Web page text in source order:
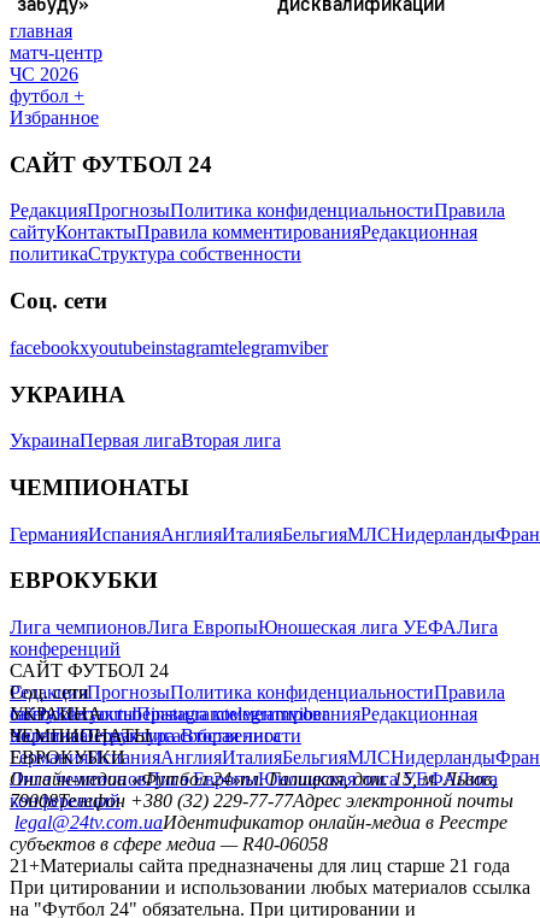
главная
матч-центр
ЧС 2026
футбол +
Избранное
САЙТ ФУТБОЛ 24
РедакцияПрогнозыПолитика конфиденциальностиПравила
сайтуКонтактыПравила комментированияРедакционная
политикаСтруктура собственности
Соц. сети
facebookxyoutubeinstagramtelegramviber
УКРАИНА
УкраинаПервая лигаВторая лига
ЧЕМПИОНАТЫ
ГерманияИспанияАнглияИталияБельгияМЛСНидерланды
ЕВРОКУБКИ
Лига чемпионовЛига ЕвропыЮношеская лига УЕФАЛига
конференций
САЙТ ФУТБОЛ 24
РедакцияПрогнозыПолитика конфиденциальностиПравила
сайтуКонтактыПравила комментированияРедакционная
политикаСтруктура собственности
Соц. сети
facebookxyoutubeinstagramtelegramviber
УКРАИНА
УкраинаПервая лигаВторая лига
ЧЕМПИОНАТЫ
ГерманияИспанияАнглияИталияБельгияМЛСНидерланды
ЕВРОКУБКИ
Лига чемпионовЛига ЕвропыЮношеская лига УЕФАЛига
конференций
Онлайн-медиа «Футбол 24»пл. Галицкая, дом. 15, м. Львов,
79008Телефон +380 (32) 229-77-77Адрес электронной почты
legal@24tv.com.uaИдентификатор онлайн-медиа в Реестре
субъектов в сфере медиа — R40-06058
21+Материалы сайта предназначены для лиц старше 21 года
При цитировании и использовании любых материалов ссылка
на "Футбол 24" обязательна. При цитировании и